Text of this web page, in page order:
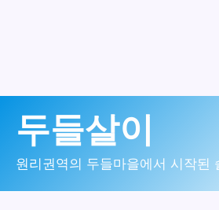
로
두들살이
원리권역의 두들마을에서 시작된